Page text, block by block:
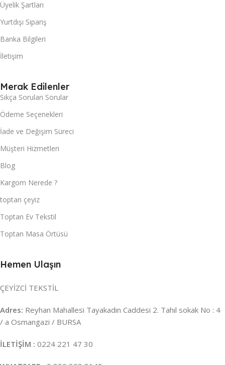
Üyelik Şartları
Yurtdışı Sipariş
Banka Bilgileri
İletişim
Merak Edilenler
Sıkça Sorulan Sorular
Ödeme Seçenekleri
İade ve Değişim Süreci
Müşteri Hizmetleri
Blog
Kargom Nerede ?
toptan çeyiz
Toptan Ev Tekstil
Toptan Masa Örtüsü
Hemen Ulaşın
ÇEYİZCİ TEKSTİL
Adres: Reyhan Mahallesi Tayakadın Caddesi 2. Tahıl sokak No : 4
/ a Osmangazi / BURSA
İLETİŞİM : 0224 221 47 30